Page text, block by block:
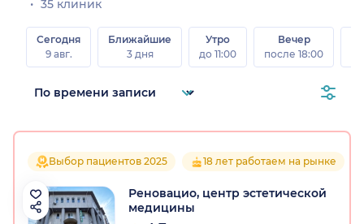
35 клиник
Сегодня
9 авг.
Ближайшие
3 дня
Утро
до 11:00
Вечер
после 18:00
Выбор пациентов 2025 18 лет работаем на рынке
Реновацио, центр эстетической
медицины